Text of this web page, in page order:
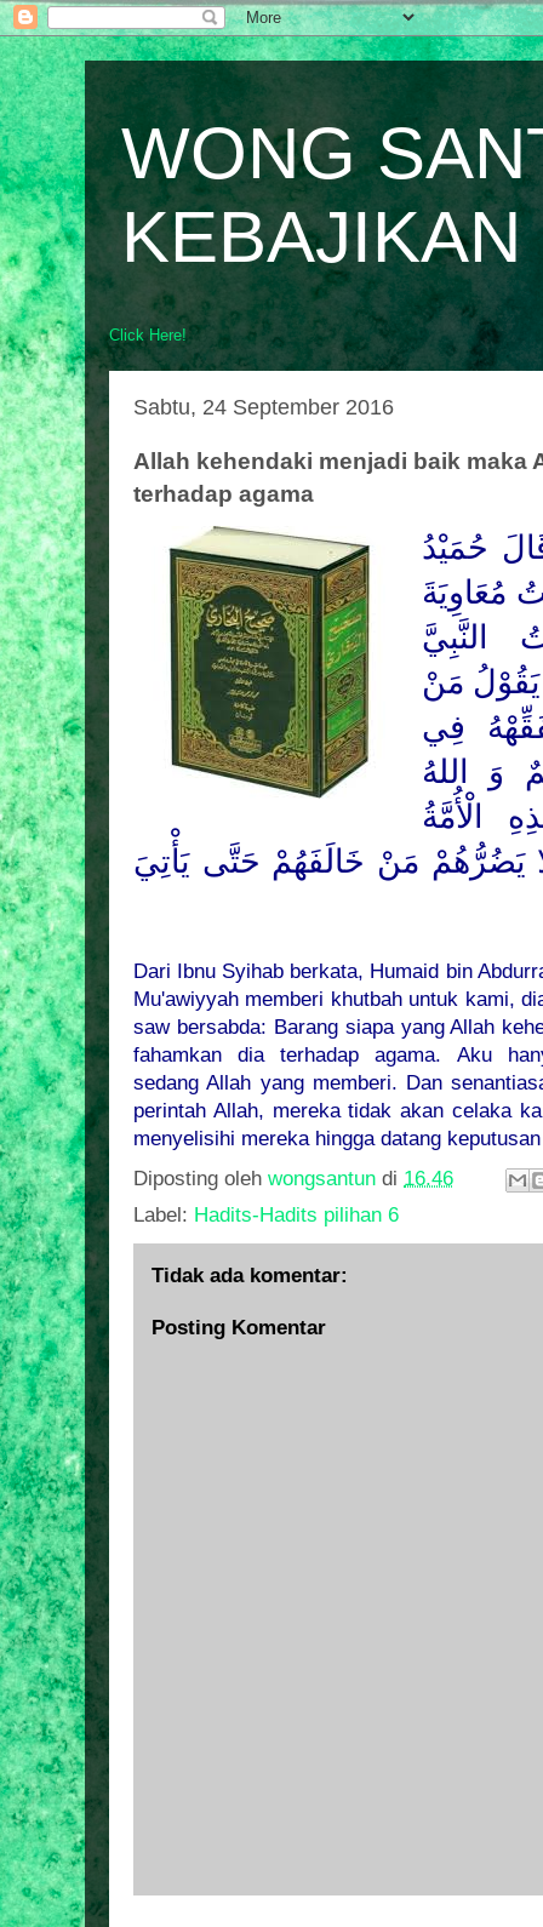
WONG
KEBAJIKAN
Click Here!
Sabtu, 24 September 2016
Allah kehendaki menjadi baik maka
terhadap agama
حُمَيْدُ
مُعَاوِيَةَ
النَّبِيَّ
مَنْ
فِي
وَ اللهُ
الْأُمَّةُ
يَضُرُّهُمْ مَنْ خَالَفَهُمْ حَتَّى يَأْتِيَ
Dari Ibnu Syihab berkata, Humaid bin
Mu'awiyyah memberi khutbah untuk kami,
saw bersabda: Barang siapa yang Allah
fahamkan dia terhadap agama. Aku
sedang Allah yang memberi. Dan
perintah Allah, mereka tidak akan celaka
menyelisihi mereka hingga datang
Diposting oleh wongsantun di 16.46
Label: Hadits-Hadits pilihan 6
Tidak ada komentar:
Posting Komentar